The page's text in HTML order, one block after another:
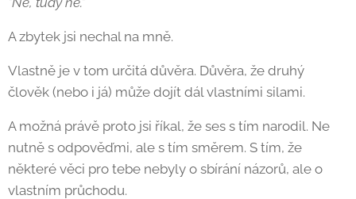
A zbytek jsi nechal na mně.
Vlastně je v tom určitá důvěra. Důvěra, že druhý
člověk (nebo i já) může dojít dál vlastními silami.
A možná právě proto jsi říkal, že ses s tím narodil. Ne
nutně s odpověďmi, ale s tím směrem. S tím, že
některé věci pro tebe nebyly o sbírání názorů, ale o
vlastním průchodu.